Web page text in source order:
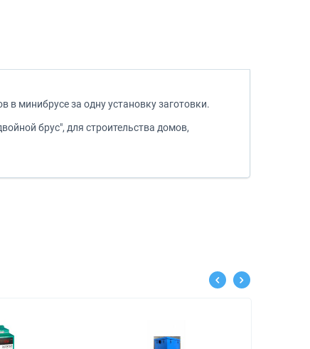
минибрусе за одну установку заготовки.
брус", для строительства домов,